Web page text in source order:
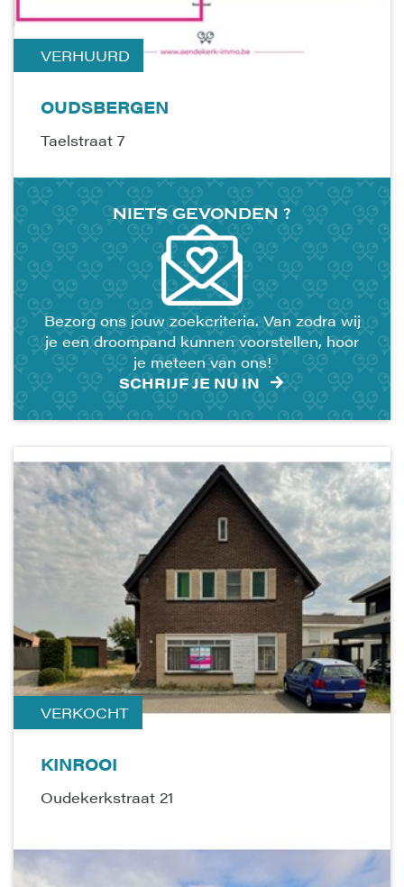
VERHUURD
OUDSBERGEN
Taelstraat 7
NIETSGEVONDEN ?
Bezorg ons jouw zoekcriteria. Van zodra wij
je een droompand kunnen voorstellen, hoor
je meteen van ons!
SCHRIJF JE NU IN
VERKOCHT
KINROOI
Oudekerkstraat 21